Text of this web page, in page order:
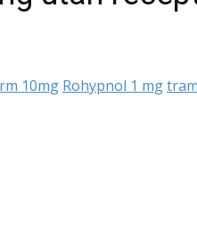
10mg Rohypnol 1 mg